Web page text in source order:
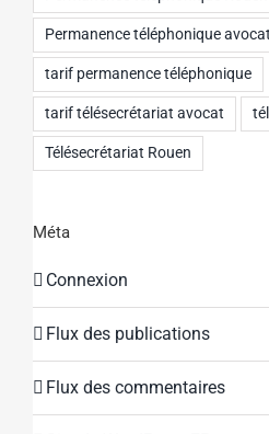
Permanence téléphonique avocat
tarif permanence téléphonique
tarif télésecrétariat avocat
Télésecrétariat Rouen
Méta
Connexion
Flux des publications
Flux des commentaires